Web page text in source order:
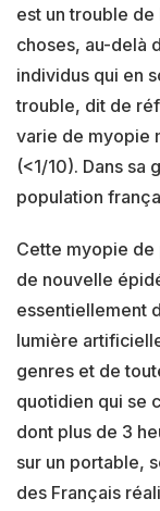
est un trouble
choses, au-delà
individus qui en
trouble, dit de
varie de myopie
(<1/10). Dans
population
Cette myopie
de nouvelle
essentiellement
lumière
genres et de
quotidien qui se
dont plus de 3
sur un portable,
des Français